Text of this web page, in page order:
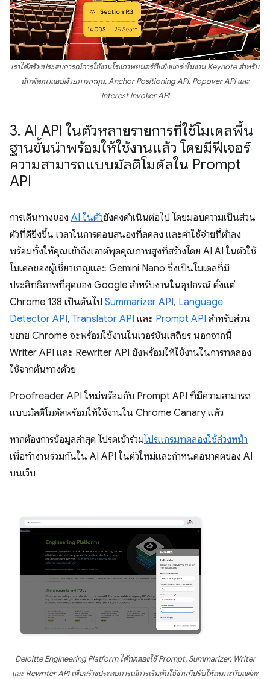
เราได้สร้างประสบการณ์การใช้งานโรงภาพยนตร์ที่แข็งแกร่งในงาน Keynote สำหรับ
นักพัฒนาแอปด้วยภาพหมุน, Anchor Positioning API, Popover API และ
Interest Invoker API
3. AI API ในตัวหลายรายการที่ใช้โมเดลพื้น
ฐานชั้นนำพร้อมให้ใช้งานแล้ว โดยมีฟีเจอร์
ความสามารถแบบมัลติโมดัลใน Prompt
API
การเดินทางของ AI ในตัวยังคงดำเนินต่อไป โดยมอบความเป็นส่วน
ตัวที่ดียิ่งขึ้น เวลาในการตอบสนองที่ลดลง และค่าใช้จ่ายที่ต่ำลง
พร้อมทั้งให้คุณเข้าถึงเอาต์พุตคุณภาพสูงที่สร้างโดย AI AI ในตัวใช้
โมเดลของผู้เชี่ยวชาญและ Gemini Nano ซึ่งเป็นโมเดลที่มี
ประสิทธิภาพที่สุดของ Google สำหรับงานในอุปกรณ์ ตั้งแต่
Chrome 138 เป็นต้นไป Summarizer API, Language
Detector API, Translator API และ Prompt API สำหรับส่วน
ขยาย Chrome จะพร้อมใช้งานในเวอร์ชันเสถียร นอกจากนี้
Writer API และ Rewriter API ยังพร้อมให้ใช้งานในการทดลอง
ใช้จากต้นทางด้วย
Proofreader API ใหม่พร้อมกับ Prompt API ที่มีความสามารถ
แบบมัลติโมดัลพร้อมให้ใช้งานใน Chrome Canary แล้ว
หากต้องการข้อมูลล่าสุด โปรดเข้าร่วมโปรแกรมทดลองใช้ล่วงหน้า
เพื่อทำงานร่วมกันใน AI API ในตัวใหม่และกำหนดอนาคตของ AI
บนเว็บ
Deloitte Engineering Platform ได้ทดลองใช้ Prompt, Summarizer, Writer
และ Rewriter API เพื่อสร้างประสบการณ์การเริ่มต้นใช้งานที่ปรับให้เหมาะกับแต่ละ